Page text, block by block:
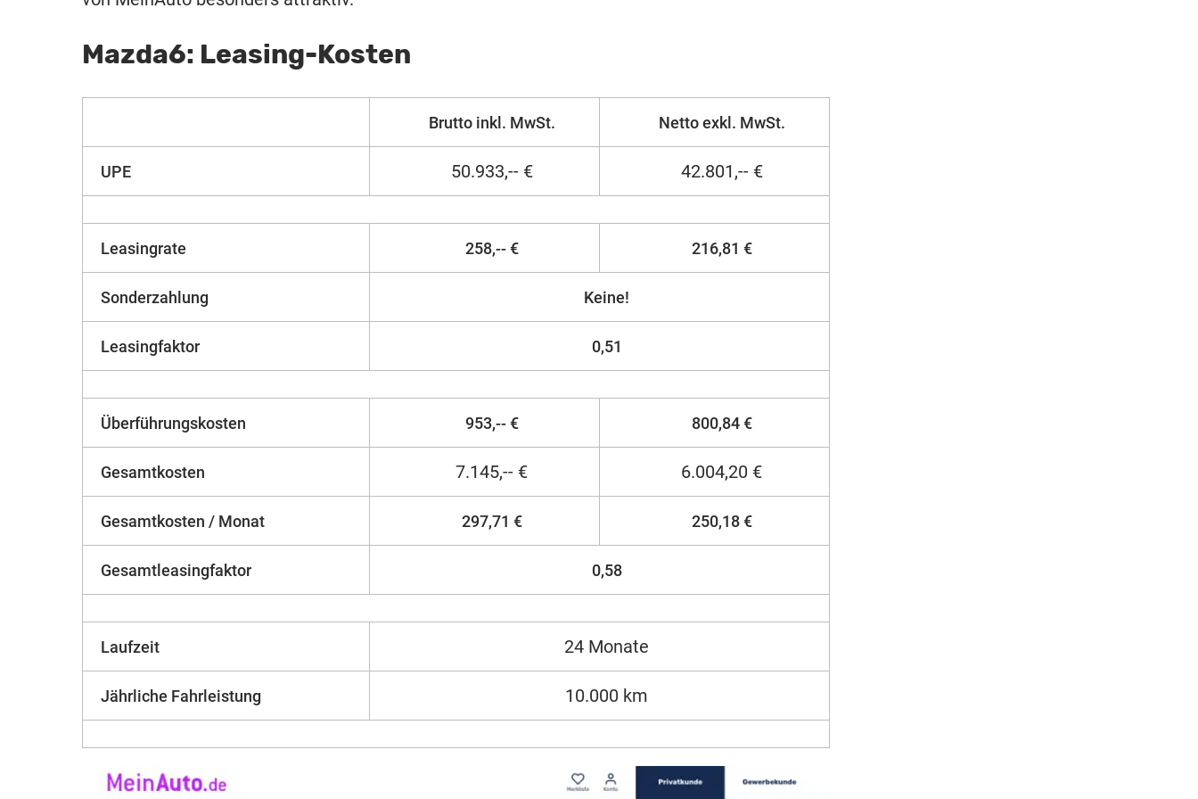
Mazda6: Leasing-Kosten
Brutto inkl. MwSt. Netto exkl. MwSt.
UPE 50.933,-- € 42.801,-- €
Leasingrate 258,-- € 216,81 €
Sonderzahlung Keine!
Leasingfaktor 0,51
Überführungskosten 953,-- € 800,84 €
Gesamtkosten 7.145,-- € 6.004,20 €
Gesamtkosten / Monat 297,71 € 250,18 €
Gesamtleasingfaktor 0,58
Laufzeit 24 Monate
Jährliche Fahrleistung 10.000 km